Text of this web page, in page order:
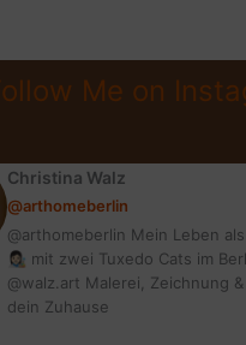
Me on
Christina Walz
@arthomeberlin
@arthomeberlin Mein Leben
👩🏻‍🎨 mit zwei Tuxedo Cats im
@walz.art Malerei, Zeichnung
dein Zuhause